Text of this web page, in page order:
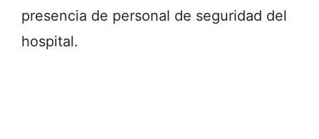
presencia de personal de seguridad del
hospital.